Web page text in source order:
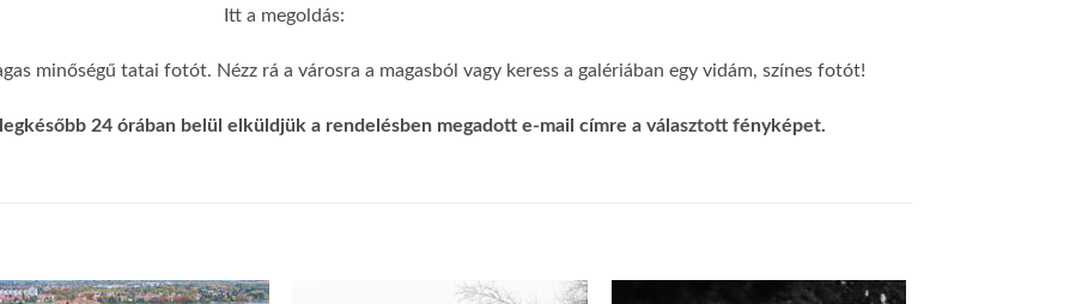
Itt a megoldás:
minőségű tatai fotót. Nézz rá a városra a magasból vagy keress a galériában egy vidám, színes fotót!
24 órában belül elküldjük a rendelésben megadott e-mail címre a választott fényképet.